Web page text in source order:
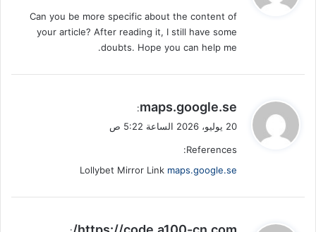
ل
Can you be more specific about the content of
your article? After reading it, I still have some
doubts. Hope you can help me.
ي
ق
ل
maps.google.se
:
20 يوليو، 2026 الساعة 5:22 ص
References:
Lollybet Mirror Link maps.google.se
ي